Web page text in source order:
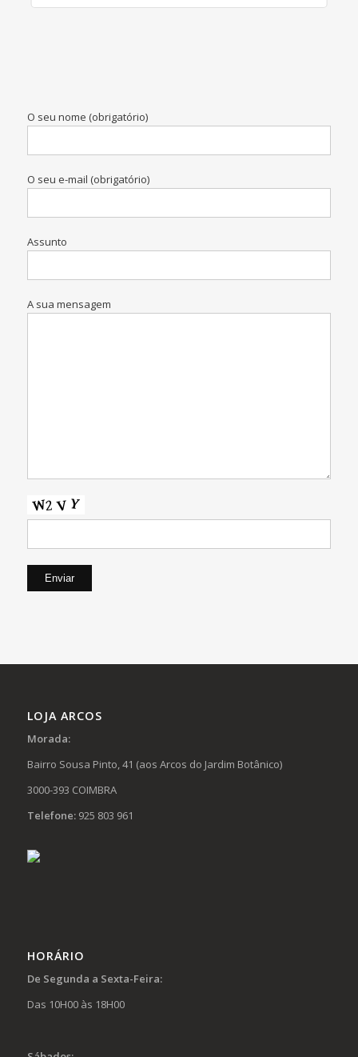
O seu nome (obrigatório)
O seu e-mail (obrigatório)
Assunto
A sua mensagem
LOJA ARCOS
Morada:
Bairro Sousa Pinto, 41 (aos Arcos do Jardim Botânico)
3000-393 COIMBRA
Telefone:925 803 961
HORÁRIO
De Segunda a Sexta-Feira:
Das 10H00 às 18H00